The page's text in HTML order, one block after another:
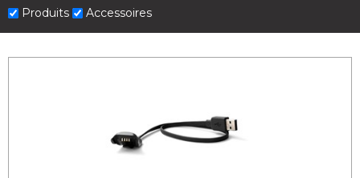
Produits Accessoires